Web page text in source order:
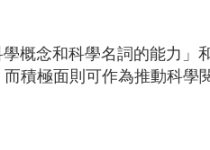
概念和科學名詞的能力」
積極面則可作為推動科學